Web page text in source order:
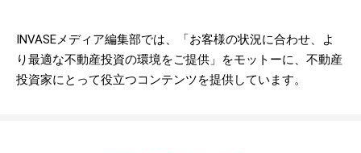
INVASEメディア編集部では、「お客様の状況に合わせ、よ
り最適な不動産投資の環境をご提供」をモットーに、不動産
投資家にとって役立つコンテンツを提供しています。